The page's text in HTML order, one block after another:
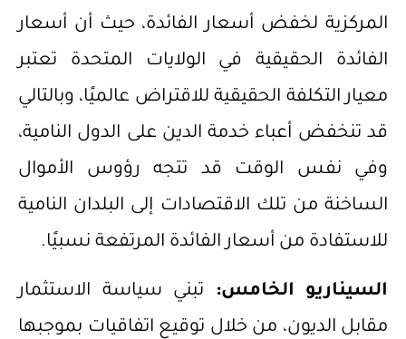
المركزية لخفض أسعار الفائدة، حيث أن أسعار
الفائدة الحقيقية في الولايات المتحدة تعتبر
معيار التكلفة الحقيقية للاقتراض عالميًا، وبالتالي
قد تنخفض أعباء خدمة الدين على الدول النامية،
وفي نفس الوقت قد تتجه رؤوس الأموال
الساخنة من تلك الاقتصادات إلى البلدان النامية
للاستفادة من أسعار الفائدة المرتفعة نسبيًا.
السيناريو الخامس: تبني سياسة الاستثمار
مقابل الديون، من خلال توقيع اتفاقيات بموجبها